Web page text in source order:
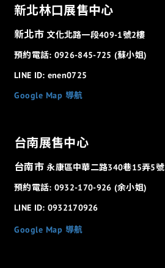
新北林口展售中心
新北市 文化北路一段409-1號2樓
預約電話: 0926-845-725 (蘇小姐)
LINE ID: enen0725
Google Map 導航
台南展售中心
台南市永康區中華二路340巷15弄5號
預約電話: 0932-170-926 (余小姐)
LINE ID: 0932170926
Google Map 導航